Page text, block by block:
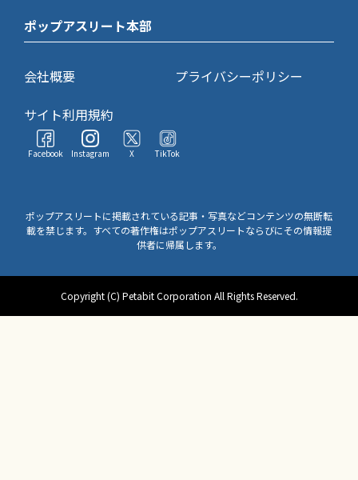
ポップアスリート本部
会社概要
プライバシーポリシー
サイト利用規約
Facebook Instagram X TikTok
ポップアスリートに掲載されている記事・写真などコンテンツの無断転
載を禁じます。すべての著作権はポップアスリートならびにその情報提
供者に帰属します。
Copyright (C) Petabit Corporation All Rights Reserved.